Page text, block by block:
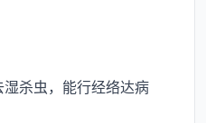
杀虫，能行经络达病